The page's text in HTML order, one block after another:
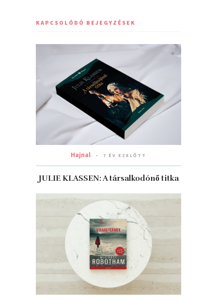
KAPCSOLÓDÓ BEJEGYZÉSEK
Hajnal 7 ÉV EZELŐTT
JULIE KLASSEN: A társalkodónő titka